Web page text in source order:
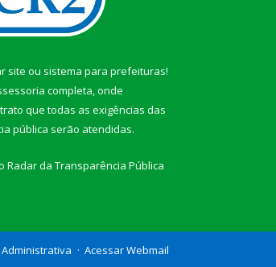
site ou sistema para prefeituras!
completa, onde
que todas as exigências das
pública serão atendidas.
Radar da Transparência Pública
Acessar Webmail